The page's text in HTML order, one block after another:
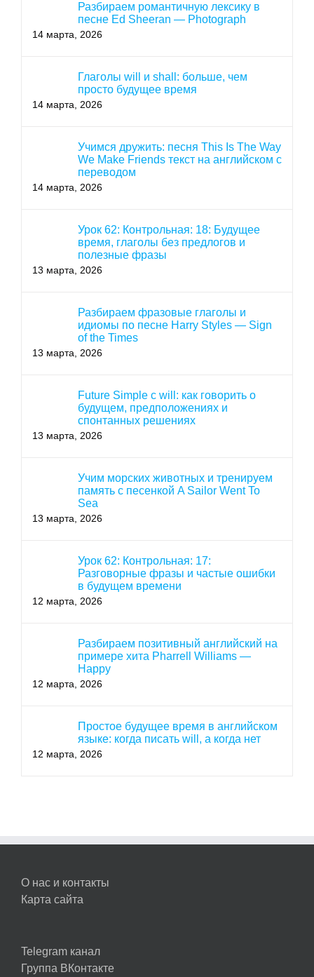
Разбираем романтичную лексику в
песне Ed Sheeran — Photograph
14 марта, 2026
Глаголы will и shall: больше, чем
просто будущее время
14 марта, 2026
Учимся дружить: песня This Is The Way
We Make Friends текст на английском с
переводом
14 марта, 2026
Урок 62: Контрольная: 18: Будущее
время, глаголы без предлогов и
полезные фразы
13 марта, 2026
Разбираем фразовые глаголы и
идиомы по песне Harry Styles — Sign
of the Times
13 марта, 2026
Future Simple с will: как говорить о
будущем, предположениях и
спонтанных решениях
13 марта, 2026
Учим морских животных и тренируем
память с песенкой A Sailor Went To
Sea
13 марта, 2026
Урок 62: Контрольная: 17:
Разговорные фразы и частые ошибки
в будущем времени
12 марта, 2026
Разбираем позитивный английский на
примере хита Pharrell Williams —
Happy
12 марта, 2026
Простое будущее время в английском
языке: когда писать will, а когда нет
12 марта, 2026
О нас и контакты
Карта сайта
Telegram канал
Группа ВКонтакте